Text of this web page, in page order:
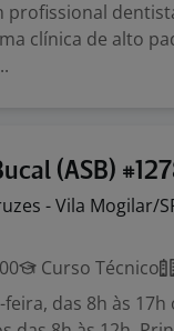
clínica de alto
(ASB)
- Vila Mogilar/
Curso Técnico
das 8h às 17h